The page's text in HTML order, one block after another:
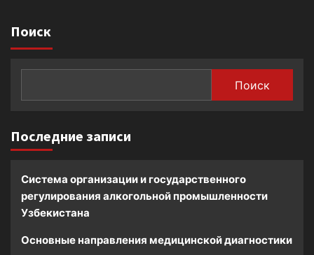
Поиск
Поиск
Последние записи
Система организации и государственного
регулирования алкогольной промышленности
Узбекистана
Основные направления медицинской диагностики